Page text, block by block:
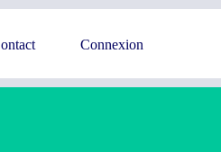
Connexion